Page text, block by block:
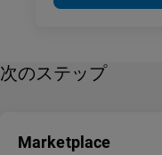
次のステップ
Marketplace